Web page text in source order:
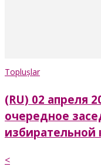
Toplușlar
(RU) 02 апреля
очередное
избирательной
<